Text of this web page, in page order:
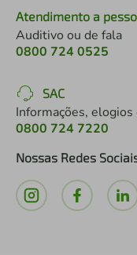
Atendimento a
Auditivo ou de fala
0800 724 0525
SAC
Informações, elogios
0800 724 7220
Nossas Redes